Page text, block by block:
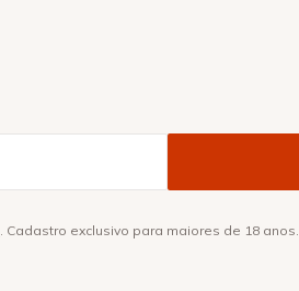
. Cadastro exclusivo para maiores de 18 anos.